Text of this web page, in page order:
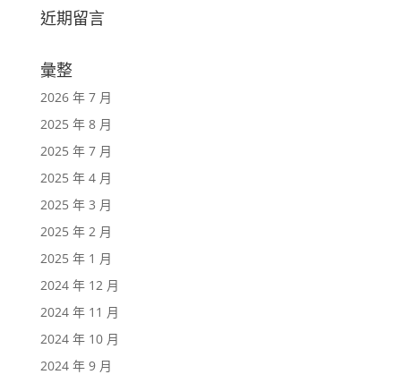
近期留言
彙整
2026 年 7 月
2025 年 8 月
2025 年 7 月
2025 年 4 月
2025 年 3 月
2025 年 2 月
2025 年 1 月
2024 年 12 月
2024 年 11 月
2024 年 10 月
2024 年 9 月